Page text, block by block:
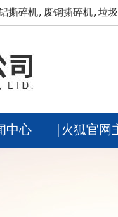
撕碎机,废钢撕碎机,垃
中心 火狐官网